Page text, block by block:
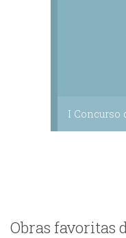
I Concurso
Obras favoritas